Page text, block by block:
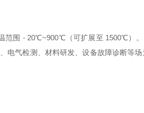
范围 - 20℃~900℃（可扩展至 1500℃）
电气检测、材料研发、设备故障诊断等